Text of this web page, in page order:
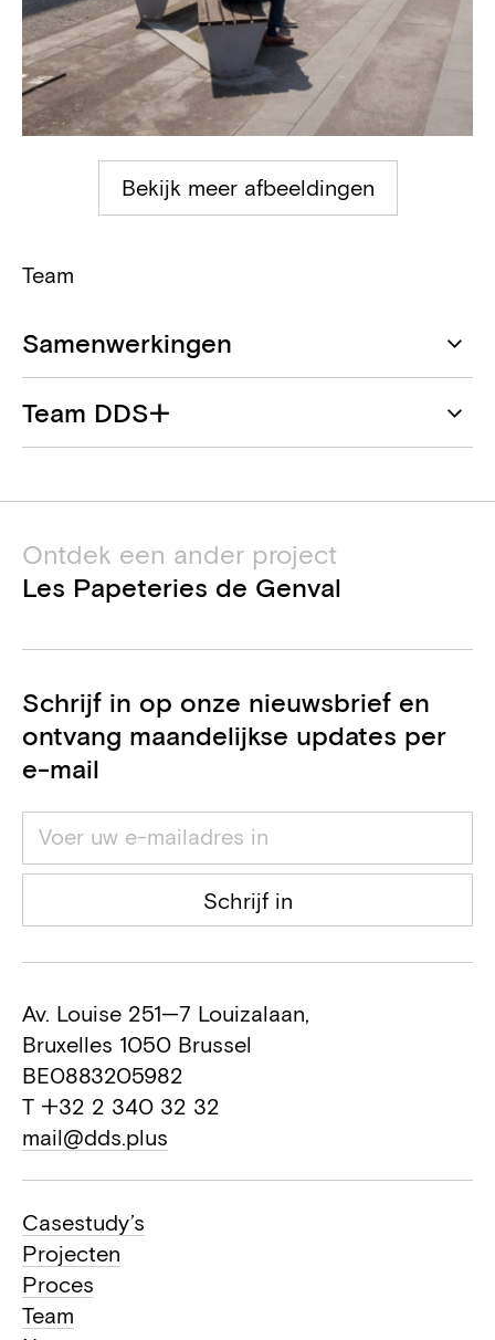
Bekijk meer afbeeldingen
Team
Samenwerkingen
Architect
Bouwheer
CUBICS
Project manager
VK Architects & Engineers (Sweco)
technieken, Adviseur EPB
Bureau PS2
gezondheidscoördinator
Seco
Controlebureau
CBD
Team DDS+
Renaud De Backer
Ontdek een ander project
Les Papeteries de Genval
Schrijf in op onze nieuwsbrief en
ontvang maandelijkse updates per
e-mail
Schrijf in
Av. Louise 251—7 Louizalaan,
Bruxelles 1050 Brussel
BE0883205982
T +32 2 340 32 32
mail@dds.plus
Casestudy’s
Projecten
Proces
Team